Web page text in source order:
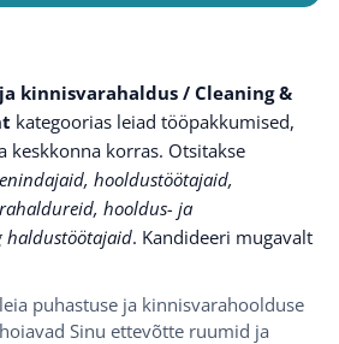
kinnisvarahaldus / Cleaning &
kategoorias leiad tööpakkumised,
keskkonna korras. Otsitakse
hooldustöötajaid,
hooldus- ja
. Kandideeri mugavalt
leia puhastuse ja kinnisvarahoolduse
Sinu ettevõtte ruumid ja
JA KINNISVARAHALDUS